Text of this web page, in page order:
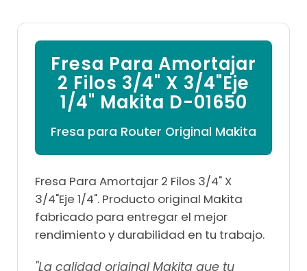
Fresa Para Amortajar
2 Filos 3/4" X 3/4"Eje
1/4" Makita D-01650
Fresa para Router Original Makita
Fresa Para Amortajar 2 Filos 3/4" X
3/4"Eje 1/4". Producto original Makita
fabricado para entregar el mejor
rendimiento y durabilidad en tu trabajo.
"La calidad original Makita que tu